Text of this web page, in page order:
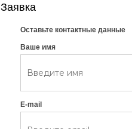
Заявка
Оставьте контактные данные
Ваше имя
E-mail